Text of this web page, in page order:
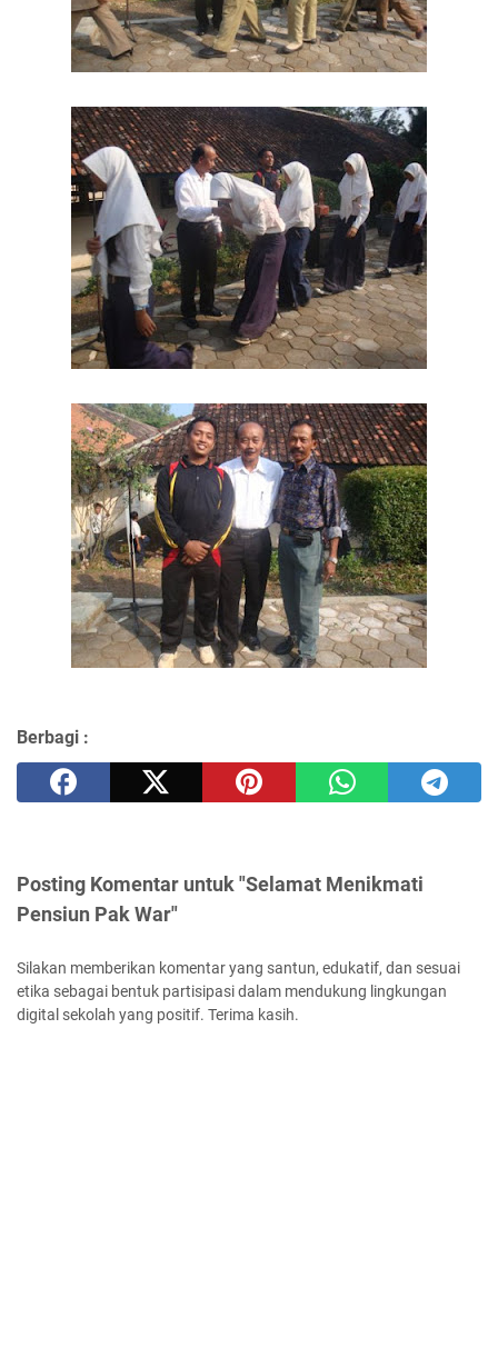
Berbagi :
Posting Komentar untuk "Selamat Menikmati
Pensiun Pak War"
Silakan memberikan komentar yang santun, edukatif, dan sesuai
etika sebagai bentuk partisipasi dalam mendukung lingkungan
digital sekolah yang positif. Terima kasih.